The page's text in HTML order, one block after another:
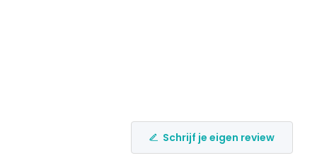
Schrijf je eigen review